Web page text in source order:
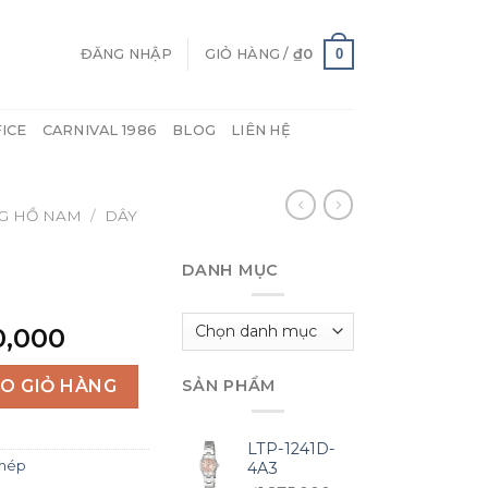
ĐĂNG NHẬP GIỎ HÀNG / ₫0 0
CARNIVAL 1986 BLOG LIÊN HỆ
HỒ NAM /
DÂY
hiện
tại
là:
₫1,950,000.
GIỎ HÀNG
DANH MỤC
Danh
SẢN PHẨM
LTP-1241D-
4A3